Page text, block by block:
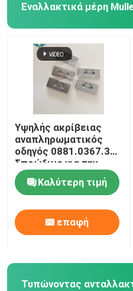
Εναλλακτικά μέρη
Υψηλής ακρίβειας
αναπληρωματικός
οδηγός 0881.0367.3
Σπρώξιμο για την
κεφαλή καρφώματος
Muller Martini 75
Καλύτερη τιμή
επαφή
Τυπώνοντας